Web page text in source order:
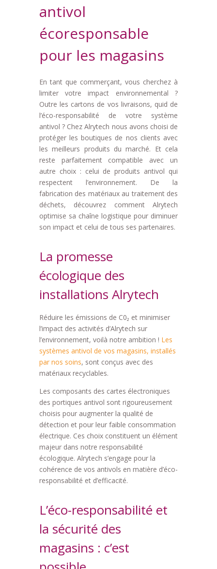
antivol
écoresponsable
pour les magasins
En tant que commerçant, vous cherchez à
limiter votre impact environnemental ?
Outre les cartons de vos livraisons, quid de
l’éco-responsabilité de votre système
antivol ? Chez Alrytech nous avons choisi de
protéger les boutiques de nos clients avec
les meilleurs produits du marché. Et cela
reste parfaitement compatible avec un
autre choix : celui de produits antivol qui
respectent l’environnement. De la
fabrication des matériaux au traitement des
déchets, découvrez comment Alrytech
optimise sa chaîne logistique pour diminuer
son impact et celui de tous ses partenaires.
La promesse
écologique des
installations Alrytech
Réduire les émissions de C0₂ et minimiser
l’impact des activités d’Alrytech sur
l’environnement, voilà notre ambition ! Les
systèmes antivol de vos magasins, installés
par nos soins, sont conçus avec des
matériaux recyclables.
Les composants des cartes électroniques
des portiques antivol sont rigoureusement
choisis pour augmenter la qualité de
détection et pour leur faible consommation
électrique. Ces choix constituent un élément
majeur dans notre responsabilité
écologique. Alrytech s’engage pour la
cohérence de vos antivols en matière d’éco-
responsabilité et d’efficacité.
L’éco-responsabilité et
la sécurité des
magasins : c’est